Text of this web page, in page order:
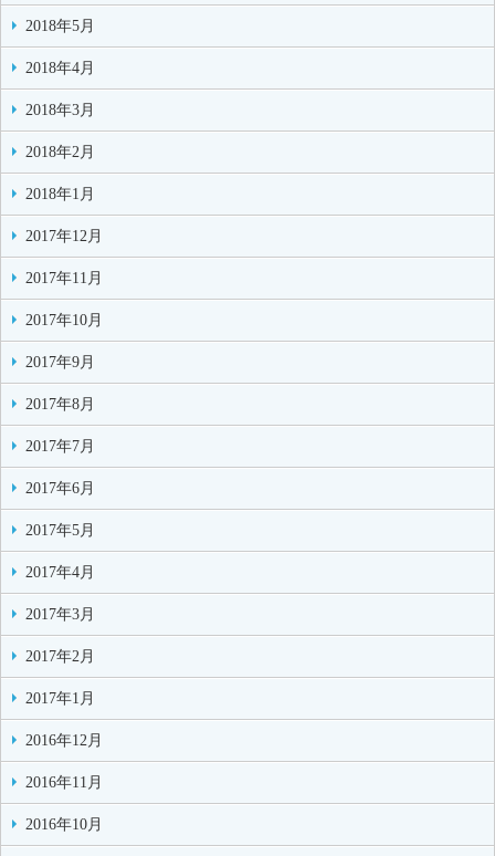
2018年5月
2018年4月
2018年3月
2018年2月
2018年1月
2017年12月
2017年11月
2017年10月
2017年9月
2017年8月
2017年7月
2017年6月
2017年5月
2017年4月
2017年3月
2017年2月
2017年1月
2016年12月
2016年11月
2016年10月